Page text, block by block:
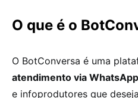
O que é o
O BotConversa é uma
atendimento via WhatsApp
e infoprodutores que